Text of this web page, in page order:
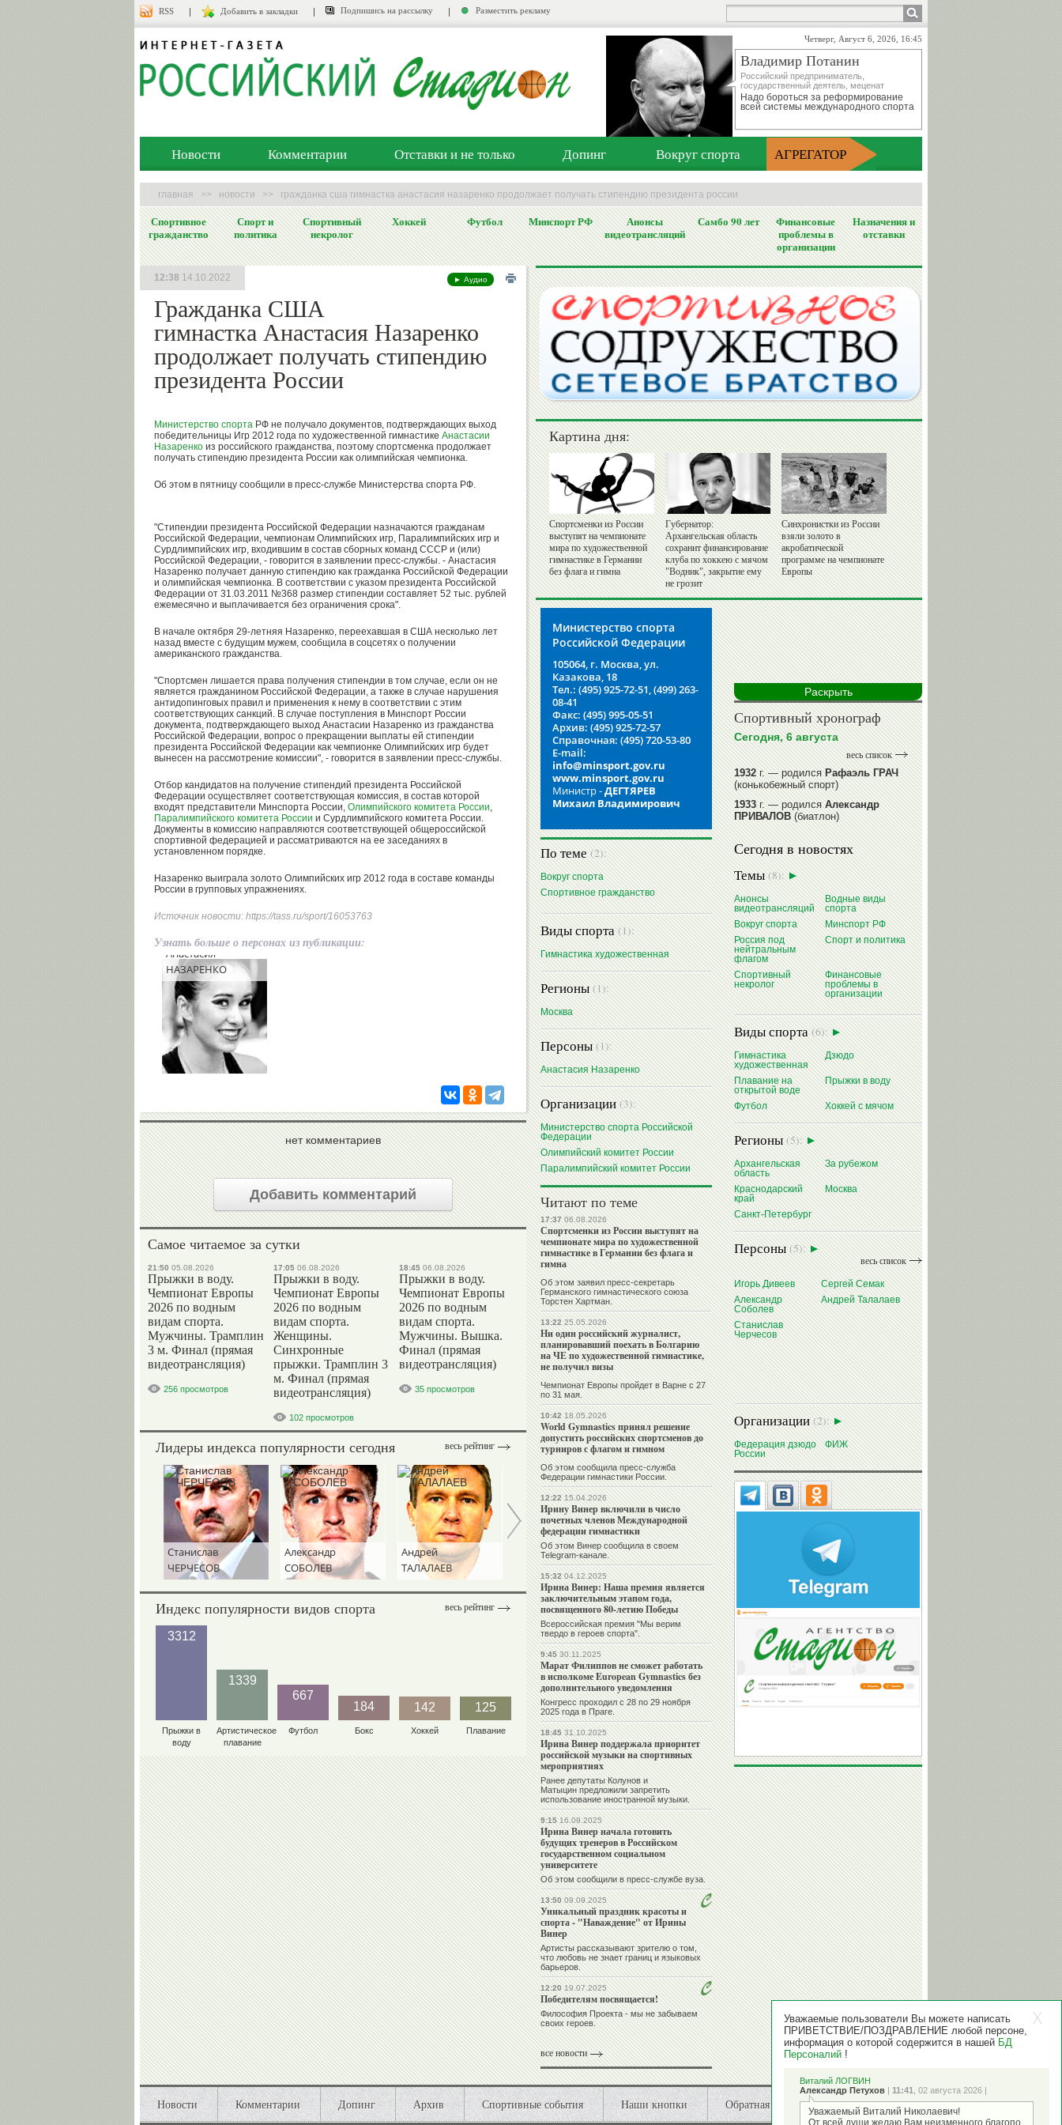
RSS Добавить в закладки Подпишись на рассылку Разместить рекламу
Четверг, Август 6, 2026, 16:45
Владимир Потанин
Российский предприниматель,
государственный деятель, меценат
Надо бороться за реформирование
всей системы международного спорта
Новости Комментарии Отставки и не только Допинг Вокруг спорта АГРЕГАТОР
главная >> новости >> гражданка сша гимнастка анастасия назаренко продолжает получать стипендию президента россии
Спортивное
гражданство
Спорт и
политика
Спортивный
некролог
Хоккей Футбол Минспорт РФ
Анонсы
видеотрансляций
Самбо 90 лет
Финансовые
проблемы в
организации
Назначения и
отставки
► Аудио
Гражданка США
гимнастка Анастасия Назаренко
продолжает получать стипендию
президента России
12:38 14.10.2022
Министерство спорта РФ не получало документов, подтверждающих выход
победительницы Игр 2012 года по художественной гимнастике Анастасии
Назаренко из российского гражданства, поэтому спортсменка продолжает
получать стипендию президента России как олимпийская чемпионка.
Об этом в пятницу сообщили в пресс-службе Министерства спорта РФ.
"Стипендии президента Российской Федерации назначаются гражданам
Российской Федерации, чемпионам Олимпийских игр, Паралимпийских игр и
Сурдлимпийских игр, входившим в состав сборных команд СССР и (или)
Российской Федерации, - говорится в заявлении пресс-службы. - Анастасия
Назаренко получает данную стипендию как гражданка Российской Федерации
и олимпийская чемпионка. В соответствии с указом президента Российской
Федерации от 31.03.2011 №368 размер стипендии составляет 52 тыс. рублей
ежемесячно и выплачивается без ограничения срока".
В начале октября 29-летняя Назаренко, переехавшая в США несколько лет
назад вместе с будущим мужем, сообщила в соцсетях о получении
американского гражданства.
"Спортсмен лишается права получения стипендии в том случае, если он не
является гражданином Российской Федерации, а также в случае нарушения
антидопинговых правил и применения к нему в соответствии с этим
соответствующих санкций. В случае поступления в Минспорт России
документа, подтверждающего выход Анастасии Назаренко из гражданства
Российской Федерации, вопрос о прекращении выплаты ей стипендии
президента Российской Федерации как чемпионке Олимпийских игр будет
вынесен на рассмотрение комиссии", - говорится в заявлении пресс-службы.
Отбор кандидатов на получение стипендий президента Российской
Федерации осуществляет соответствующая комиссия, в состав которой
входят представители Минспорта России, Олимпийского комитета России,
Паралимпийского комитета России и Сурдлимпийского комитета России.
Документы в комиссию направляются соответствующей общероссийской
спортивной федерацией и рассматриваются на ее заседаниях в
установленном порядке.
Назаренко выиграла золото Олимпийских игр 2012 года в составе команды
России в групповых упражнениях.
Источник новости: https://tass.ru/sport/16053763
Узнать больше о персонах из публикации:
Анастасия
НАЗАРЕНКО
нет комментариев
Добавить комментарий
Самое читаемое за сутки
21:50 05.08.2026
Прыжки в воду.
Чемпионат Европы
2026 по водным
видам спорта.
Мужчины. Трамплин
3 м. Финал (прямая
видеотрансляция)
256 просмотров
17:05 06.08.2026
Прыжки в воду.
Чемпионат Европы
2026 по водным
видам спорта.
Женщины.
Синхронные
прыжки. Трамплин 3
м. Финал (прямая
видеотрансляция)
102 просмотров
18:45 06.08.2026
Прыжки в воду.
Чемпионат Европы
2026 по водным
видам спорта.
Мужчины. Вышка.
Финал (прямая
видеотрансляция)
35 просмотров
весь рейтинг
Лидеры индекса популярности сегодня
Станислав
ЧЕРЧЕСОВ
Александр
СОБОЛЕВ
Андрей
ТАЛАЛАЕВ
Игорь
ДИВЕЕВ
Сергей
СЕМАК
весь рейтинг
Индекс популярности видов спорта
3312
Прыжки в
воду
1339
Артистическое
плавание
667
Футбол
184
Бокс
142
Хоккей
125
Плавание
Картина дня:
Спортсменки из России
выступят на чемпионате
мира по художественной
гимнастике в Германии
без флага и гимна
Губернатор:
Архангельская область
сохранит финансирование
клуба по хоккею с мячом
"Водник", закрытие ему
не грозит
Синхронистки из России
взяли золото в
акробатической
программе на чемпионате
Европы
Министерство спорта
Российской Федерации
105064, г. Москва, ул.
Казакова, 18
Тел.: (495) 925-72-51, (499) 263-
08-41
Факс: (495) 995-05-51
Архив: (495) 925-72-57
Справочная: (495) 720-53-80
E-mail:
info@minsport.gov.ru
www.minsport.gov.ru
Министр -ДЕГТЯРЕВ
Михаил Владимирович
По теме(2):
Вокруг спорта
Спортивное гражданство
Виды спорта(1):
Гимнастика художественная
Регионы(1):
Москва
Персоны(1):
Анастасия Назаренко
Организации(3):
Министерство спорта Российской
Федерации
Олимпийский комитет России
Паралимпийский комитет России
Читают по теме
17:3706.08.2026
Спортсменки из России выступят на
чемпионате мира по художественной
гимнастике в Германии без флага и
гимна
Об этом заявил пресс-секретарь
Германского гимнастического союза
Торстен Хартман.
13:2225.05.2026
Ни один российский журналист,
планировавший поехать в Болгарию
на ЧЕ по художественной гимнастике,
не получил визы
Чемпионат Европы пройдет в Варне с 27
по 31 мая.
10:4218.05.2026
World Gymnastics принял решение
допустить российских спортсменов до
турниров с флагом и гимном
Об этом сообщила пресс-служба
Федерации гимнастики России.
12:2215.04.2026
Ирину Винер включили в число
почетных членов Международной
федерации гимнастики
Об этом Винер сообщила в своем
Telegram-канале.
15:3204.12.2025
Ирина Винер: Наша премия является
заключительным этапом года,
посвященного 80-летию Победы
Всероссийская премия "Мы верим
твердо в героев спорта".
9:4530.11.2025
Марат Филиппов не сможет работать
в исполкоме European Gymnastics без
дополнительного уведомления
Конгресс проходил с 28 по 29 ноября
2025 года в Праге.
18:4531.10.2025
Ирина Винер поддержала приоритет
российской музыки на спортивных
мероприятиях
Ранее депутаты Колунов и
Матыцин предложили запретить
использование иностранной музыки.
9:1516.09.2025
Ирина Винер начала готовить
будущих тренеров в Российском
государственном социальном
университете
Об этом сообщили в пресс-службе вуза.
13:5009.09.2025
Уникальный праздник красоты и
спорта - "Наваждение" от Ирины
Винер
Артисты рассказывают зрителю о том,
что любовь не знает границ и языковых
барьеров.
12:2019.07.2025
Победителям посвящается!
Философия Проекта - мы не забываем
своих героев.
все новости
Раскрыть
Спортивный хронограф
Сегодня, 6 августа
весь список
1932г. — родилсяРафаэль ГРАЧ
(конькобежный спорт)
1933г. — родилсяАлександр
ПРИВАЛОВ(биатлон)
1939г. — родилсяАнатолий
ИОНОВ(хоккей)
1939г. — родилсяАнатолий
ЦАРИК(борьба вольная)
1946г. — родилсяВиктор
БАЖЕНОВ(фехтование)
читать далее
Сегодня в новостях
Темы(8):
Анонсы
видеотрансляций
Водные виды
спорта
Вокруг спорта
Минспорт РФ
Россия под
нейтральным
флагом
Спорт и политика
Спортивный
некролог
Финансовые
проблемы в
организации
Виды спорта(6):
Гимнастика
художественная
Дзюдо
Плавание на
открытой воде
Прыжки в воду
Футбол Хоккей с мячом
Регионы(5):
Архангельская
область
За рубежом
Краснодарский
край
Москва
Санкт-Петербург
Персоны(5):
весь список
Игорь Дивеев
Сергей Семак
Александр
Соболев
Андрей Талалаев
Станислав
Черчесов
Организации(2):
Федерация дзюдо
России
ФИЖ
Новости Комментарии Допинг Архив Спортивные события Наши кнопки Обратная связь
Уважаемые пользователи Вы можете написать
ПРИВЕТСТВИЕ/ПОЗДРАВЛЕНИЕ любой персоне,
информация о которой содержится в нашей БД
Персоналий !
Виталий ЛОГВИН
Александр Петухов | 11:41 , 02 августа 2026 |
Уважаемый Виталий Николаевич!
От всей души желаю Вам неизменного благопо